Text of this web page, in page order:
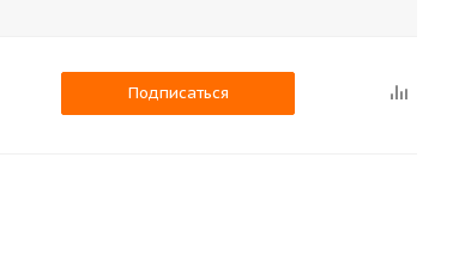
Подписаться